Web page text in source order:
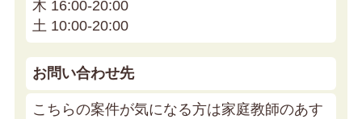
木 16:00-20:00
土 10:00-20:00
お問い合わせ先
こちらの案件が気になる方は家庭教師のあす